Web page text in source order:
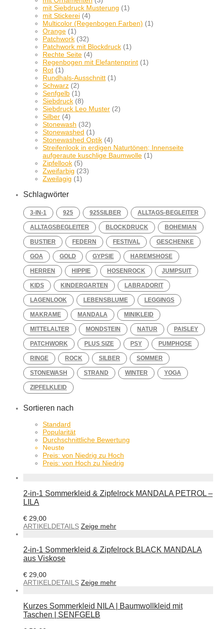
mit Siebdruck Musterung (1)
mit Stickerei (4)
Multicolor (Regenbogen Farben) (1)
Orange (1)
Patchwork (32)
Patchwork mit Blockdruck (1)
Rechte Seite (4)
Regenbogen mit Elefantenprint (1)
Rot (1)
Rundhals-Ausschnitt (1)
Schwarz (2)
Senfgelb (1)
Siebdruck (8)
Siebdruck Leo Muster (2)
Silber (4)
Stonewash (32)
Stonewashed (1)
Stonewashed Optik (4)
Streifenlook in erdigen Naturtönen; Innenseite
aufgeraute kuschlige Baumwolle (1)
Zipfellook (5)
Zweifarbig (23)
Zweilagig (1)
Schlagwörter
3-IN-1 925 925SILBER ALLTAGS-BEGLEITER
ALLTAGSBEGLEITER BLOCKDRUCK BOHEMIAN
BUSTIER FEDERN FESTIVAL GESCHENKE
GOA GOLD GYPSIE HAREMSHOSE
HERREN HIPPIE HOSENROCK JUMPSUIT
KIDS KINDERGARTEN LABRADORIT
LAGENLOOK LEBENSBLUME LEGGINGS
MAKRAME MANDALA MINIKLEID
MITTELALTER MONDSTEIN NATUR PAISLEY
PATCHWORK PLUS SIZE PSY PUMPHOSE
RINGE ROCK SILBER SOMMER
STONEWASH STRAND WINTER YOGA
ZIPFELKLEID
Sortieren nach
Standard
Popularität
Durchschnittliche Bewertung
Neuste
Preis: von Niedrig zu Hoch
Preis: von Hoch zu Niedrig
2-in-1 Sommerkleid & Zipfelrock MANDALA PETROL –
LILA
€ 29,00
ARTIKELDETAILS Zeige mehr
2-in-1 Sommerkleid & Zipfelrock BLACK MANDALA
aus Viskose
€ 29,00
ARTIKELDETAILS Zeige mehr
Kurzes Sommerkleid NILA | Baumwollkleid mit
Taschen | SENFGELB